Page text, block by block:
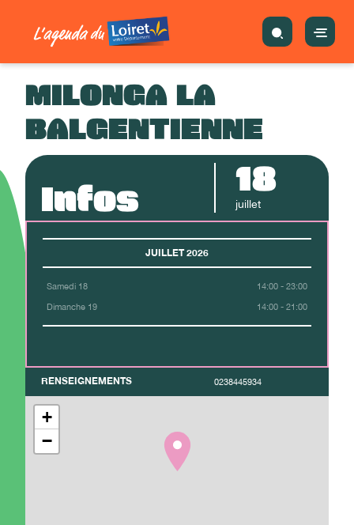
MILONGA LA
BALGENTIENNE
Infos 18
juillet
JUILLET 2026
Samedi 18 14:00 - 23:00
Dimanche 19 14:00 - 21:00
RENSEIGNEMENTS 0238445934
+
−